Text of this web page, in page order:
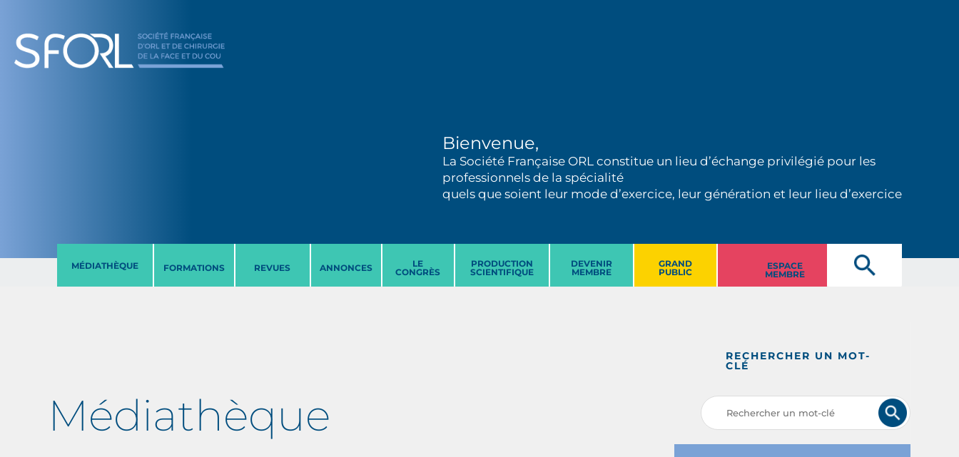
Bienvenue,
La Société Française ORL constitue un lieu d’échange privilégié pour les
professionnels de la spécialité
quels que soient leur mode d’exercice, leur génération et leur lieu d’exercice
MÉDIATHÈQUE FORMATIONS REVUES ANNONCES
LE
CONGRÈS
PRODUCTION
SCIENTIFIQUE
DEVENIR
MEMBRE
GRAND
PUBLIC
ESPACE
MEMBRE
Médiathèque
RECHERCHER UN MOT-
CLÉ